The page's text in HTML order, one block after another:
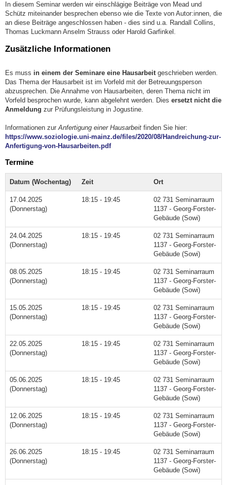
In diesem Seminar werden wir einschlägige Beiträge von Mead und
Schütz miteinander besprechen ebenso wie die Texte von Autor:innen, die
an diese Beiträge angeschlossen haben - dies sind u.a. Randall Collins,
Thomas Luckmann Anselm Strauss oder Harold Garfinkel.
Zusätzliche Informationen
Es muss in einem der Seminare eine Hausarbeit geschrieben werden.
Das Thema der Hausarbeit ist im Vorfeld mit der Betreuungsperson
abzusprechen. Die Annahme von Hausarbeiten, deren Thema nicht im
Vorfeld besprochen wurde, kann abgelehnt werden. Dies ersetzt nicht die
Anmeldung zur Prüfungsleistung in Jogustine.
Informationen zur Anfertigung einer Hausarbeit finden Sie hier:
https://www.soziologie.uni-mainz.de/files/2020/08/Handreichung-zur-
Anfertigung-von-Hausarbeiten.pdf
Termine
Datum (Wochentag) Zeit Ort
17.04.2025
(Donnerstag)
18:15 - 19:45
02 731 Seminarraum
1137 - Georg-Forster-
Gebäude (Sowi)
24.04.2025
(Donnerstag)
18:15 - 19:45
02 731 Seminarraum
1137 - Georg-Forster-
Gebäude (Sowi)
08.05.2025
(Donnerstag)
18:15 - 19:45
02 731 Seminarraum
1137 - Georg-Forster-
Gebäude (Sowi)
15.05.2025
(Donnerstag)
18:15 - 19:45
02 731 Seminarraum
1137 - Georg-Forster-
Gebäude (Sowi)
22.05.2025
(Donnerstag)
18:15 - 19:45
02 731 Seminarraum
1137 - Georg-Forster-
Gebäude (Sowi)
05.06.2025
(Donnerstag)
18:15 - 19:45
02 731 Seminarraum
1137 - Georg-Forster-
Gebäude (Sowi)
12.06.2025
(Donnerstag)
18:15 - 19:45
02 731 Seminarraum
1137 - Georg-Forster-
Gebäude (Sowi)
26.06.2025
(Donnerstag)
18:15 - 19:45
02 731 Seminarraum
1137 - Georg-Forster-
Gebäude (Sowi)